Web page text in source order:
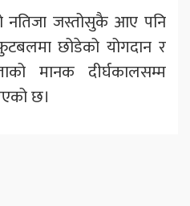
नतिजा जस्तोसुकै आए पनि
छोडेको योगदान र
मानक दीर्घकालसम्म
छ।